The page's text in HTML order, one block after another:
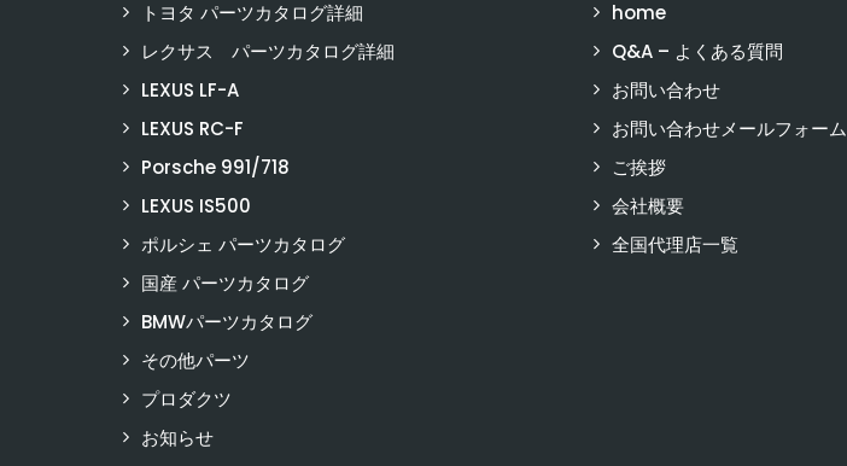
トヨタ パーツカタログ詳細
レクサス パーツカタログ詳細
LEXUS LF-A
LEXUS RC-F
Porsche 991/718
LEXUS IS500
ポルシェ パーツカタログ
国産 パーツカタログ
BMWパーツカタログ
その他パーツ
プロダクツ
お知らせ
home
Q&A – よくある質問
お問い合わせ
お問い合わせメールフォーム
ご挨拶
会社概要
全国代理店一覧